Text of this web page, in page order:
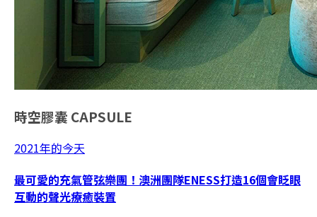
時空膠囊 CAPSULE
2021年的今天
最可愛的充氣管弦樂團！澳洲團隊ENESS打造16個會眨眼
互動的聲光療癒裝置